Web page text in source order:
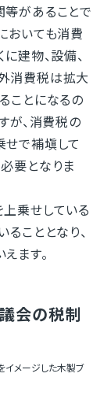
があることで
おいても消費
建物、設備、
消費税は拡大
ことになるの
が、消費税の
で補塡して
要となりま
乗せしている
こととなり、
ます。
会の税制